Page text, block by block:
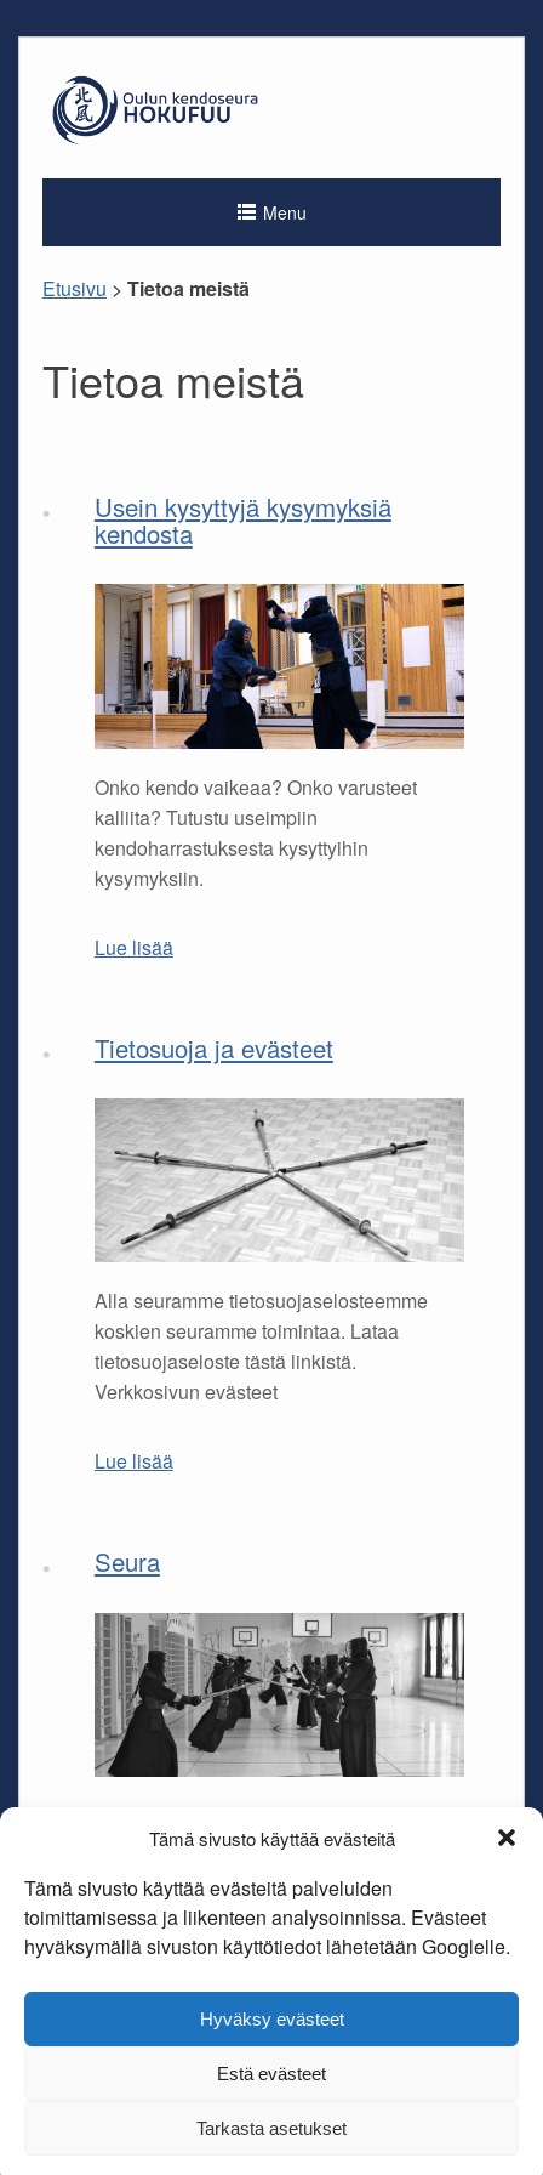
Tämä sivusto käyttää evästeitä
Tämä sivusto käyttää evästeitä palveluiden
toimittamisessa ja liikenteen analysoinnissa. Evästeet
hyväksymällä sivuston käyttötiedot lähetetään Googlelle.
Hyväksy evästeet
Estä evästeet
Tarkasta asetukset
content
Menu
Etusivu > Tietoa meistä
Tietoa meistä
Usein kysyttyjä kysymyksiä
kendosta
Onko kendo vaikeaa? Onko varusteet
kalliita? Tutustu useimpiin
kendoharrastuksesta kysyttyihin
kysymyksiin.
Lue lisää
Tietosuoja ja evästeet
Alla seuramme tietosuojaselosteemme
koskien seuramme toimintaa. Lataa
tietosuojaseloste tästä linkistä.
Verkkosivun evästeet
Lue lisää
Seura
alkoi vuonna 1998 ja se perustettiin
virallisesti alkuvuodesta 1999. Seuramme
on yksi…
Theme BySiteOrigin